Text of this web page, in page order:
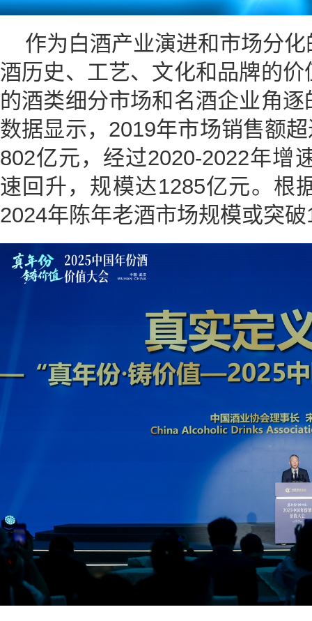
作为白酒产业演进和市场分
酒历史、工艺、文化和品牌的
的酒类细分市场和名酒企业角
数据显示，2019年市场销售额
802亿元，经过2020-2022年增
速回升，规模达1285亿元。根
2024年陈年老酒市场规模或突